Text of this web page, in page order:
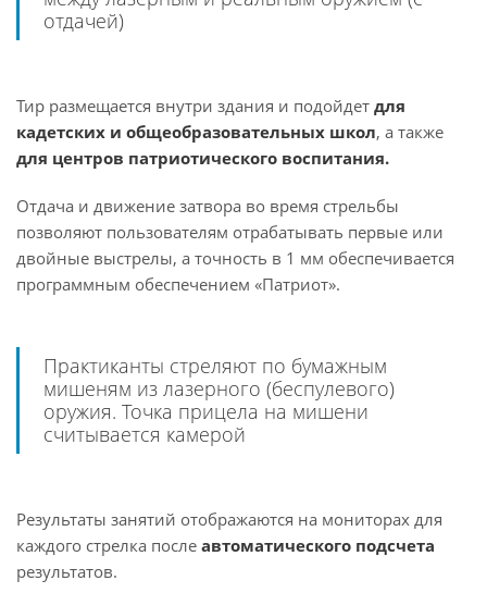
отдачей)
Тир размещается внутри здания и подойдет для
кадетских и общеобразовательных школ, а также
для центров патриотического воспитания.
Отдача и движение затвора во время стрельбы
позволяют пользователям отрабатывать первые или
двойные выстрелы, а точность в 1 мм обеспечивается
программным обеспечением «Патриот».
Практиканты стреляют по бумажным
мишеням из лазерного (беспулевого)
оружия. Точка прицела на мишени
считывается камерой
Результаты занятий отображаются на мониторах для
каждого стрелка после автоматического подсчета
результатов.